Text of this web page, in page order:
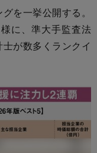
を一挙公開する。
に、準大手監査法
が数多くランクイ